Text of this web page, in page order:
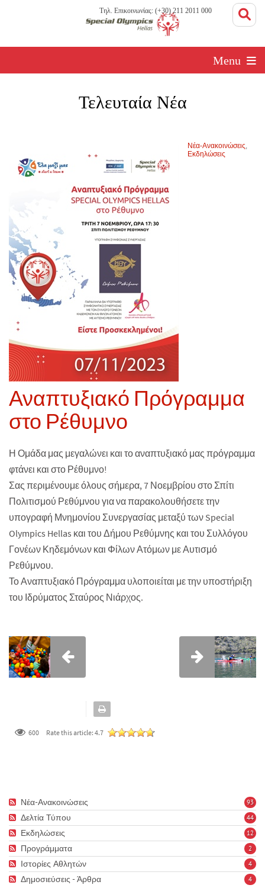
Τηλ. Επικοινωνίας: (+30) 211 2011 000
Menu
Τελευταία Νέα
Νέα-Ανακοινώσεις,
Εκδηλώσεις
Αναπτυξιακό Πρόγραμμα
στο Ρέθυμνο
Η Ομάδα μας μεγαλώνει και το αναπτυξιακό μας πρόγραμμα
φτάνει και στο Ρέθυμνο!
Σας περιμένουμε όλους σήμερα, 7 Νοεμβρίου στο Σπίτι
Πολιτισμού Ρεθύμνου για να παρακολουθήσετε την
υπογραφή Μνημονίου Συνεργασίας μεταξύ των Special
Olympics Hellas και του Δήμου Ρεθύμνης και του Συλλόγου
Γονέων Κηδεμόνων και Φίλων Ατόμων με Αυτισμό
Ρεθύμνου.
Το Αναπτυξιακό Πρόγραμμα υλοποιείται με την υποστήριξη
του Ιδρύματος Σταύρος Νιάρχος.
600 Rate this article: 4.7
93
Νέα-Ανακοινώσεις
44
Δελτία Τύπου
12
Εκδηλώσεις
2
Προγράμματα
4
Ιστορίες Αθλητών
4
Δημοσιεύσεις - Άρθρα